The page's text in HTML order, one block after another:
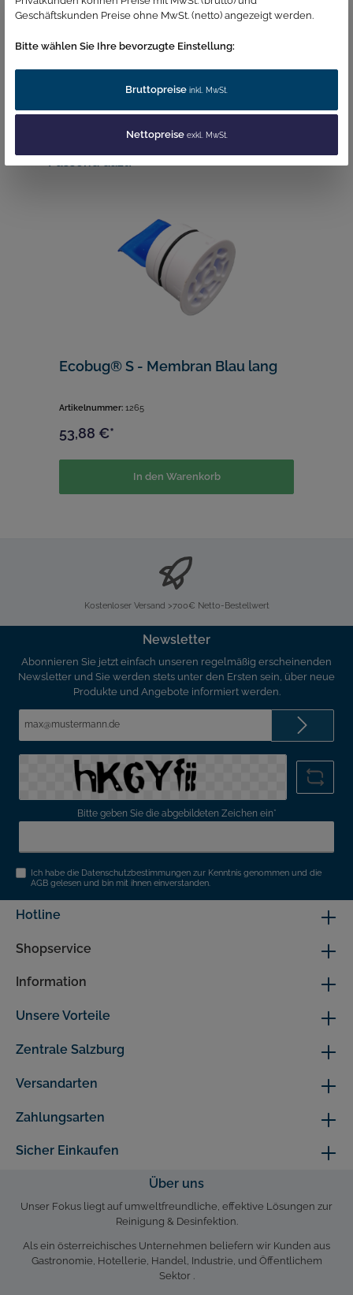
Artikelnummer:
In den Warenkorb
Ecobug® S - Membran Blau lang
Artikelnummer: 1265
53,88 €*
In den Warenkorb
Kostenloser Versand >700€ Netto-Bestellwert
Newsletter
Abonnieren Sie jetzt einfach unseren regelmäßig erscheinenden
Newsletter und Sie werden stets unter den Ersten sein, über neue
Produkte und Angebote informiert werden.
Bitte geben Sie die abgebildeten Zeichen ein*
Ich habe die Datenschutzbestimmungen zur Kenntnis genommen und die
AGB gelesen und bin mit ihnen einverstanden.
Hotline
Shopservice
Information
Unsere Vorteile
Versandarten
Zahlungsarten
Zentrale Salzburg
Sicher Einkaufen
Über uns
Unser Fokus liegt auf umweltfreundliche, effektive Lösungen zur
Reinigung & Desinfektion.
Als ein österreichisches Unternehmen beliefern wir Kunden aus
Gastronomie, Hotellerie, Handel, Industrie, und Öffentlichem
Sektor .
Geschäftskunden Preise ohne MwSt. (netto) angezeigt werden.
Bitte wählen Sie Ihre bevorzugte Einstellung:
Bruttopreise inkl. MwSt.
Nettopreise exkl. MwSt.